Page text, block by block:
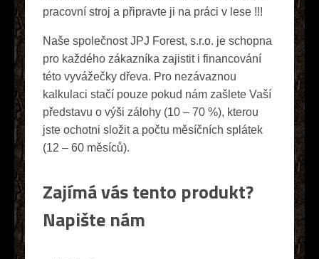
pracovní stroj a připravte ji na práci v lese !!!
Naše společnost JPJ Forest, s.r.o. je schopna
pro každého zákazníka zajistit i financování
této vyvážečky dřeva. Pro nezávaznou
kalkulaci stačí pouze pokud nám zašlete Vaší
představu o výši zálohy (10 – 70 %), kterou
jste ochotni složit a počtu měsíčních splátek
(12 – 60 měsíců).
Zajímá vás tento produkt?
Napište nám